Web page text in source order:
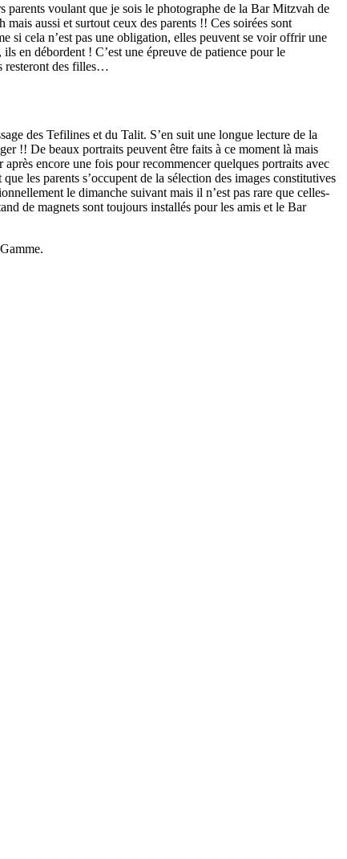
parents voulant que je sois le photographe de la Bar Mitzvah de
aussi et surtout ceux des parents !! Ces soirées sont
si cela n’est pas une obligation, elles peuvent se voir offrir une
en débordent ! C’est une épreuve de patience pour le
resteront des filles…
des Tefilines et du Talit. S’en suit une longue lecture de la
!! De beaux portraits peuvent être faits à ce moment là mais
encore une fois pour recommencer quelques portraits avec
les parents s’occupent de la sélection des images constitutives
le dimanche suivant mais il n’est pas rare que celles-
de magnets sont toujours installés pour les amis et le Bar